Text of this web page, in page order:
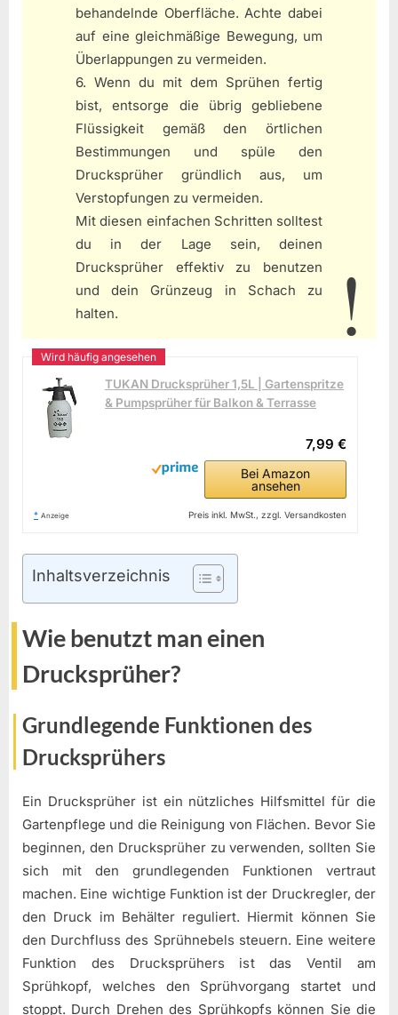
behandelnde Oberfläche. Achte dabei
auf eine gleichmäßige Bewegung, um
Überlappungen zu vermeiden.
6. Wenn du mit dem Sprühen fertig
bist, entsorge die übrig gebliebene
Flüssigkeit gemäß den örtlichen
Bestimmungen und spüle den
Drucksprüher gründlich aus, um
Verstopfungen zu vermeiden.
Mit diesen einfachen Schritten solltest
du in der Lage sein, deinen
Drucksprüher effektiv zu benutzen
und dein Grünzeug in Schach zu
halten.
TUKAN Drucksprüher 1,5L | Gartenspritze
& Pumpsprüher für Balkon & Terrasse
7,99 €
Bei Amazon
ansehen
* Anzeige Preis inkl. MwSt., zzgl. Versandkosten
Inhaltsverzeichnis
Wie benutzt man einen
Drucksprüher?
Grundlegende Funktionen des
Drucksprühers
Ein Drucksprüher ist ein nützliches Hilfsmittel für die
Gartenpflege und die Reinigung von Flächen. Bevor Sie
beginnen, den Drucksprüher zu verwenden, sollten Sie
sich mit den grundlegenden Funktionen vertraut
machen. Eine wichtige Funktion ist der Druckregler, der
den Druck im Behälter reguliert. Hiermit können Sie
den Durchfluss des Sprühnebels steuern. Eine weitere
Funktion des Drucksprühers ist das Ventil am
Sprühkopf, welches den Sprühvorgang startet und
stoppt. Durch Drehen des Sprühkopfs können Sie die